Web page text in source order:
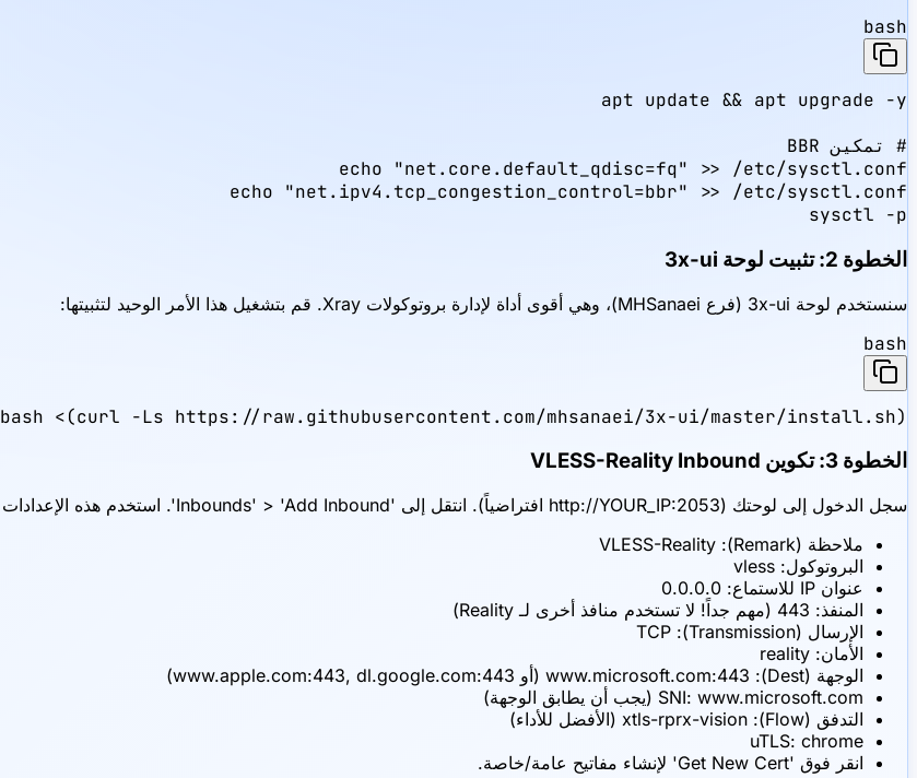
bash
sysctl -p
الخطوة 2: تثبيت لوحة 3x-ui
سنستخدم لوحة 3x-ui (فرع MHSanaei)، وهي أقوى أداة لإدارة بروتوكولات Xray. قم بتشغيل هذا الأمر الوحيد لتثبيتها:
bash
bash <(curl -Ls https://raw.githubusercontent.com/mhsanaei/3x-ui/master/install.sh)
الخطوة 3: تكوين VLESS-Reality Inbound
سجل الدخول إلى لوحتك (http://YOUR_IP:2053 افتراضياً). انتقل إلى 'Inbounds' > 'Add Inbound'. استخدم هذه الإعدادات الدقيقة لأقصى قدر من الأمان:
ملاحظة (Remark): VLESS-Reality
البروتوكول: vless
عنوان IP للاستماع: 0.0.0.0
المنفذ: 443 (مهم جداً! لا تستخدم منافذ أخرى لـ Reality)
الإرسال (Transmission): TCP
الأمان: reality
الوجهة (Dest): www.microsoft.com:443 (أو www.apple.com:443, dl.google.com:443)
SNI: www.microsoft.com (يجب أن يطابق الوجهة)
التدفق (Flow): xtls-rprx-vision (الأفضل للأداء)
uTLS: chrome
انقر فوق 'Get New Cert' لإنشاء مفاتيح عامة/خاصة.